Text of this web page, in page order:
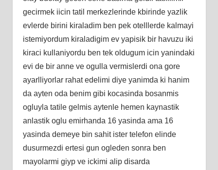
gecirmek iicin tatil merkezlerinde kbirinde yazlik
evlerde birini kiraladim ben pek otelllerde kalmayi
istemiyordum kiraladigim ev yapisik bir havuzu iki
kiraci kullaniyordu ben tek oldugum icin yanindaki
evi de bir anne ve ogulla vermislerdi ona gore
ayarlliyorlar rahat edelimi diye yanimda ki hanim
da ayten oda benim gibi kocasinda bosanmis
ogluyla tatile gelmis aytenle hemen kaynastik
anlastik oglu emirhanda 16 yasinda ama 16
yasinda demeye bin sahit ister telefon elinde
dusurmezdi ertesi gun ogleden sonra ben
mayolarmi giyp ve ickimi alip disarda